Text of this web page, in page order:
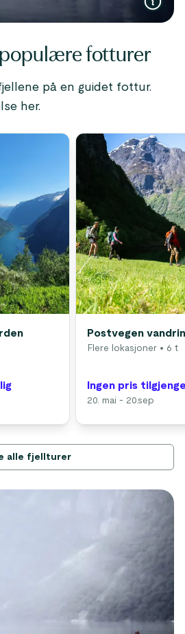
populære fotturer
på en guidet fottur.
her.
Postvegen
Flere lokasjoner • 6 t
Ingen pris
20. mai - 20.sep
alle fjellturer